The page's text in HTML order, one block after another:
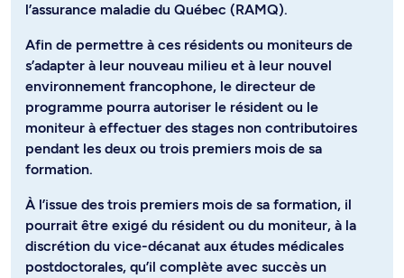
l’assurance maladie du Québec (RAMQ).
Afin de permettre à ces résidents ou moniteurs de
s’adapter à leur nouveau milieu et à leur nouvel
environnement francophone, le directeur de
programme pourra autoriser le résident ou le
moniteur à effectuer des stages non contributoires
pendant les deux ou trois premiers mois de sa
formation.
À l’issue des trois premiers mois de sa formation, il
pourrait être exigé du résident ou du moniteur, à la
discrétion du vice-décanat aux études médicales
postdoctorales, qu’il complète avec succès un